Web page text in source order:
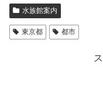
水族館案内
東京都 都市